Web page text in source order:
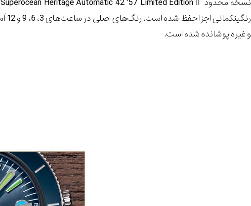
نسخه محدودSuperocean Heritage Automatic 42 ’57 Limited Edition II
رنگین‎کمانی اجزا حفظ شده است. رنگ‌های اصلی در ساعت‌های 3، 6، 9 و 12 آمده و عقربه ساعت و دقیقه و زمان‌ها با
و غیره پوشانده شده است.